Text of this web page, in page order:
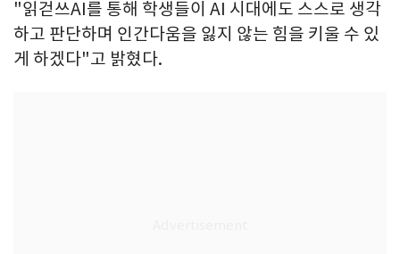
"읽걷쓰AI를 통해 학생들이 AI 시대에도 스스로 생각
하고 판단하며 인간다움을 잃지 않는 힘을 키울 수 있
게 하겠다"고 밝혔다.